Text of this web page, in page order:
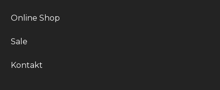
Online Shop
Sale
Kontakt